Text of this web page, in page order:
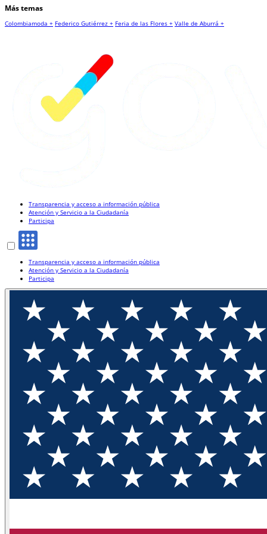
Más temas
Colombiamoda + Federico Gutiérrez + Feria de las Flores + Valle de Aburrá +
Transparencia y acceso a información pública
Atención y Servicio a la Ciudadanía
Participa
Transparencia y acceso a información pública
Atención y Servicio a la Ciudadanía
Participa